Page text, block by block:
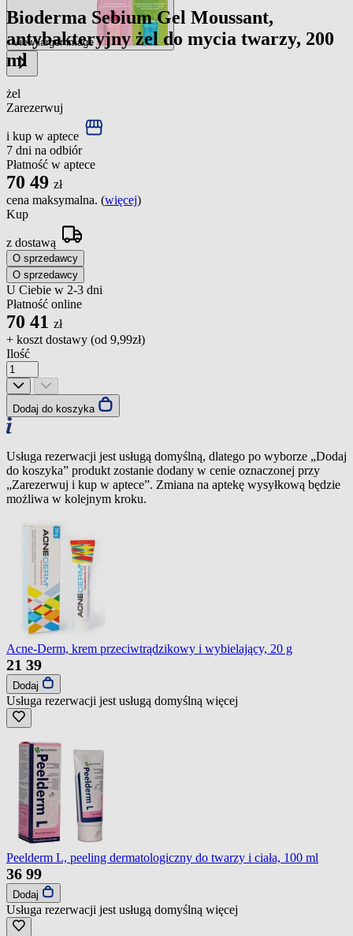
View larger image
Bioderma Sebium Gel Moussant,
antybakteryjny żel do mycia twarzy, 200
ml
żel
Zarezerwuj
i kup w aptece
7 dni na odbiór
Płatność w aptece
70 49 zł
cena maksymalna. (więcej)
Kup
z dostawą
O sprzedawcy
O sprzedawcy
U Ciebie w 2-3 dni
Płatność online
70 41 zł
+ koszt dostawy (od 9,99zł)
Ilość
Dodaj do koszyka
Usługa rezerwacji jest usługą domyślną, dlatego po wyborze „Dodaj
do koszyka” produkt zostanie dodany w cenie oznaczonej przy
„Zarezerwuj i kup w aptece”. Zmiana na aptekę wysyłkową będzie
możliwa w kolejnym kroku.
Acne-Derm, krem przeciwtrądzikowy i wybielający, 20 g
21 39
Dodaj
Usługa rezerwacji jest usługą domyślną więcej
Peelderm L, peeling dermatologiczny do twarzy i ciała, 100 ml
36 99
Dodaj
Usługa rezerwacji jest usługą domyślną więcej